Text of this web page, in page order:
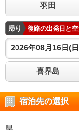
羽田
帰り 復路の出発日と
2026年08月16日(
喜界島
宿泊先の選択
県